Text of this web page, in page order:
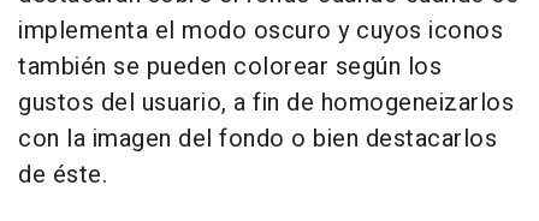
implementa el modo oscuro y cuyos iconos
también se pueden colorear según los
gustos del usuario, a fin de homogeneizarlos
con la imagen del fondo o bien destacarlos
de éste.